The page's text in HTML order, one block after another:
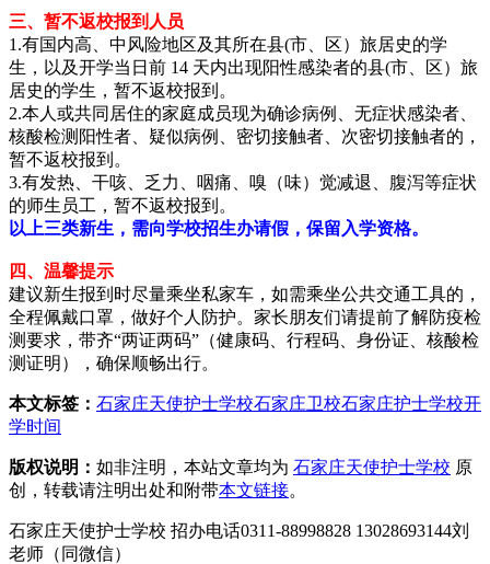
三、暂不返校报到人员
1.有国内高、中风险地区及其所在县(市、区）旅居史的学
生，以及开学当日前 14 天内出现阳性感染者的县(市、区）旅
居史的学生，暂不返校报到。
2.本人或共同居住的家庭成员现为确诊病例、无症状感染者、
核酸检测阳性者、疑似病例、密切接触者、次密切接触者的，
暂不返校报到。
3.有发热、干咳、乏力、咽痛、嗅（味）觉减退、腹泻等症状
的师生员工，暂不返校报到。
以上三类新生，需向学校招生办请假，保留入学资格。
四、温馨提示
建议新生报到时尽量乘坐私家车，如需乘坐公共交通工具的，
全程佩戴口罩，做好个人防护。家长朋友们请提前了解防疫检
测要求，带齐“两证两码”（健康码、行程码、身份证、核酸检
测证明），确保顺畅出行。
本文标签： 石家庄天使护士学校石家庄卫校石家庄护士学校开
学时间
版权说明： 如非注明，本站文章均为 石家庄天使护士学校 原
创，转载请注明出处和附带本文链接。
石家庄天使护士学校 招办电话0311-88998828 13028693144刘
老师（同微信）